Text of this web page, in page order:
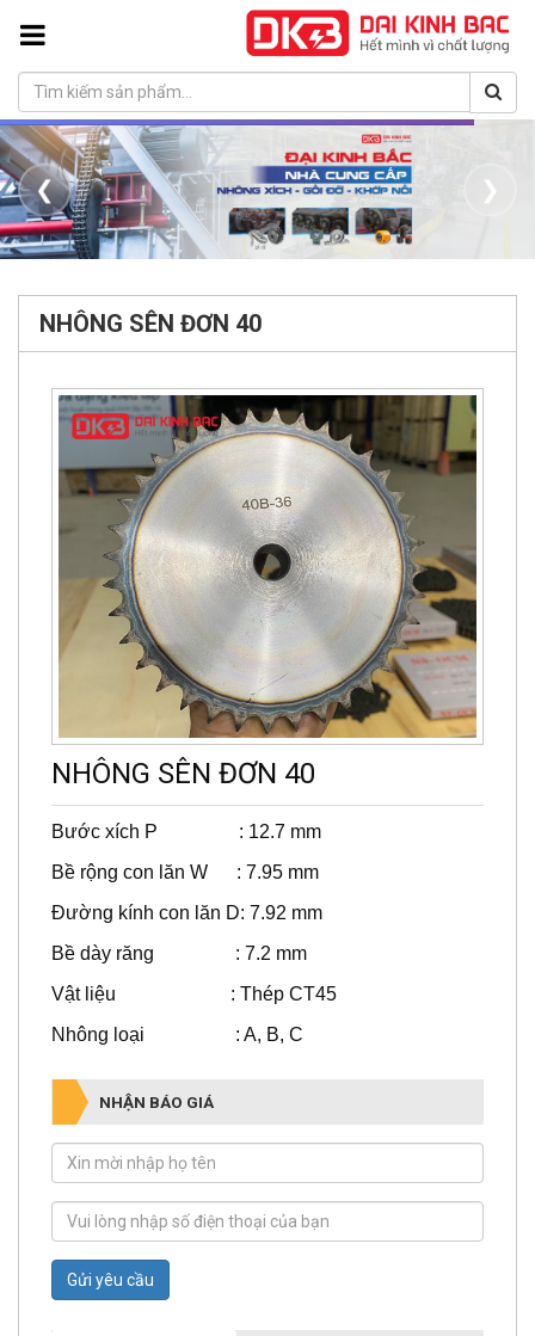
❮ ❯
NHÔNG SÊN ĐƠN 40
NHÔNG SÊN ĐƠN 40
Bước xích P : 12.7 mm
Bề rộng con lăn W : 7.95 mm
Đường kính con lăn D: 7.92 mm
Bề dày răng : 7.2 mm
Vật liệu : Thép CT45